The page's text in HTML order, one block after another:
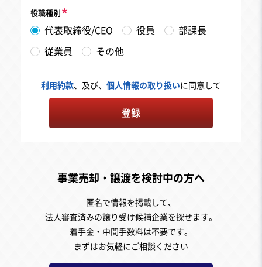
役職種別
代表取締役/CEO 役員 部課長
従業員 その他
利用約款、及び、 個人情報の取り扱いに同意して
登録
事業売却・譲渡を検討中の方へ
匿名で情報を掲載して、
法人審査済みの譲り受け候補企業を探せます。
着手金・中間手数料は不要です。
まずはお気軽にご相談ください